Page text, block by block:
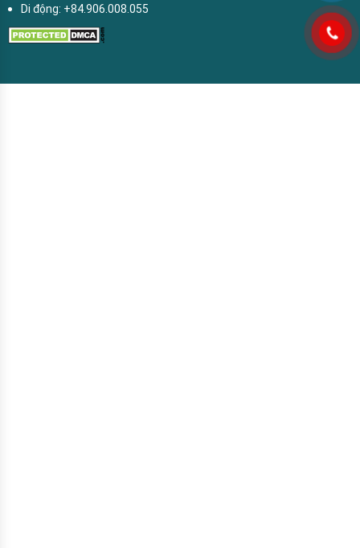
Di động: +84.906.008.055